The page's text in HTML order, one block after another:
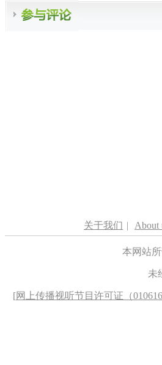
关于我们 | About
本网站
未
[网上传播视听节目许可证（